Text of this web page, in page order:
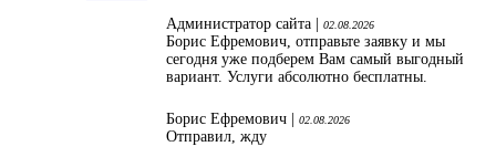
Администратор сайта |
02.08.2026
Борис Ефремович, отправьте заявку и мы
сегодня уже подберем Вам самый выгодный
вариант. Услуги абсолютно бесплатны.
Борис Ефремович | 02.08.2026
Отправил, жду